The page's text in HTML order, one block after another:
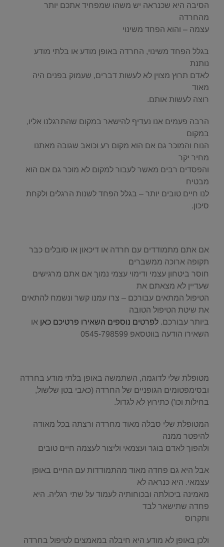
הסיבה היא שכנראה יש משהו שמפחיד אתכם יותר
מהחרדה
עצמה – והוא הפחד משינוי
בגלל הפחד משינוי, החרדה באופן מודע או בלתי מודע
נותנת
לאדם תרוץ מצוין לא לעשות דברים, שעמוק בפנים היה
מאוד
רוצה לעשות אותם.
הרבה פעמים אנו נעדיף להישאר במקום שהתרגלנו אליו,
במקום
הנוח והמוכר גם אם הוא מקום רע וכואב שגובה מאתנו
מחיר יקר
והפסדים רבים מאשר לעבור למקום לא מוכר גם אם הוא
מבטיח
לנו חיים טובים יותר – בגלל הפחד לשנות הרגלים ולקחת
סיכון.
אם אתם מתמודדים עם חרדה או דיכאון או סובלים כבר
תקופה ארוכה ממשברים
חוסר ביטחון עצמי ודימוי עצמי נמוך אם אתם מרגישים
שעדיין לא מצאתם את
הטיפול המתאים עבורכם – צרו עמנו קשר ונשמח להתאים
את שיטת הטיפול הטובה
ביותר עבורכם. לפרטים נוספים השאירו פרטיכם כאן או
השאירו הודעה בווטסאפ 0545-798599
מטופלת שלי לדוגמה, השתמשה באופן בלתי מודע בחרדה
ובסימפטומים הגופניים של החרדה (כאבי בטן שלשול,
בחילות וכו') כתירוץ לא לגדול.
המטופלת שלי סבלה מאוד מחרדה ורצתה בכל מאודה
להיפטר ממנה
ולהפוך לאדם בוגר ועצמאי וליצור לעצמה חיים טובים
אבל היא גם פחדה מאוד מהתמודדות עם החיים באופן
עצמאי. היא כנראה לא
מאמינה ביכולתה ובכוחותיה לעמוד על שתי רגליה. היא
פחדה שתישאר לבד
ותקרוס
ולכן באופן לא מודע היא חיבלה במאמצים לטיפול בחרדה